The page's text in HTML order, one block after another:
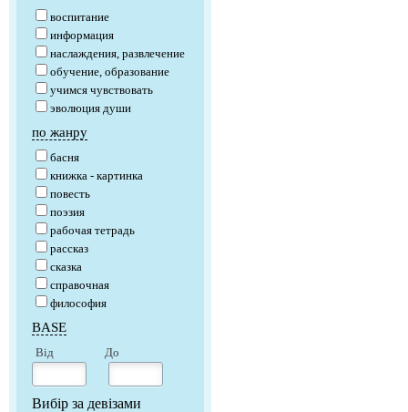
воспитание
информация
наслаждения, развлечение
обучение, образование
учимся чувствовать
эволюция души
по жанру
басня
книжка - картинка
повесть
поэзия
рабочая тетрадь
рассказ
сказка
справочная
философия
BASE
Від До
Вибір за девізами